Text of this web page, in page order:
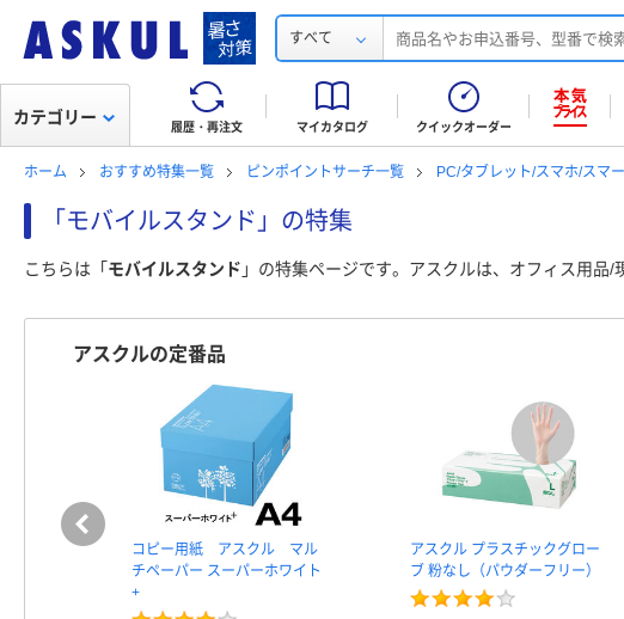
すべて
履歴・再注文 マイカタログ クイックオーダー
カテゴリー
ホーム おすすめ特集一覧 ピンポイントサーチ一覧 PC/タブレット/スマホ/スマ
「モバイルスタンド」の特集
こちらは「 モバイルスタンド 」の特集ページです。アスクルは、オフィス用品/
アスクルの定番品
コピー用紙 アスクル マル
チペーパー スーパーホワイト
+
アスクル プラスチックグロー
ブ 粉なし（パウダーフリー）